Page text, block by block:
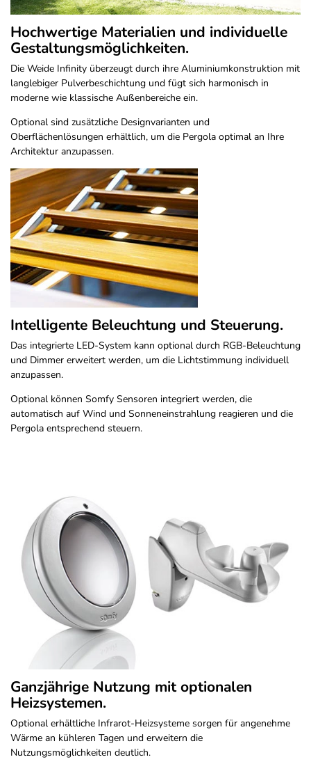
Hochwertige Materialien und individuelle
Gestaltungsmöglichkeiten.
Die Weide Infinity überzeugt durch ihre Aluminiumkonstruktion mit
langlebiger Pulverbeschichtung und fügt sich harmonisch in
moderne wie klassische Außenbereiche ein.
Optional sind zusätzliche Designvarianten und
Oberflächenlösungen erhältlich, um die Pergola optimal an Ihre
Architektur anzupassen.
Intelligente Beleuchtung und Steuerung.
Das integrierte LED-System kann optional durch RGB-Beleuchtung
und Dimmer erweitert werden, um die Lichtstimmung individuell
anzupassen.
Optional können Somfy Sensoren integriert werden, die
automatisch auf Wind und Sonneneinstrahlung reagieren und die
Pergola entsprechend steuern.
Ganzjährige Nutzung mit optionalen
Heizsystemen.
Optional erhältliche Infrarot-Heizsysteme sorgen für angenehme
Wärme an kühleren Tagen und erweitern die
Nutzungsmöglichkeiten deutlich.